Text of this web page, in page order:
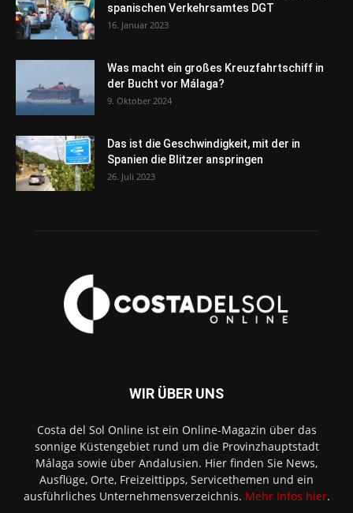
spanischen Verkehrsamtes DGT
16. Januar 2023
Was macht ein großes Kreuzfahrtschiff in
der Bucht vor Málaga?
9. Oktober 2024
Das ist die Geschwindigkeit, mit der in
Spanien die Blitzer anspringen
26. Juli 2023
WIR ÜBER UNS
Costa del Sol Online ist ein Online-Magazin über das
sonnige Küstengebiet rund um die Provinzhauptstadt
Málaga sowie über Andalusien. Hier finden Sie News,
Ausflüge, Orte, Freizeittipps, Servicethemen und ein
ausführliches Unternehmensverzeichnis. Mehr Infos hier.